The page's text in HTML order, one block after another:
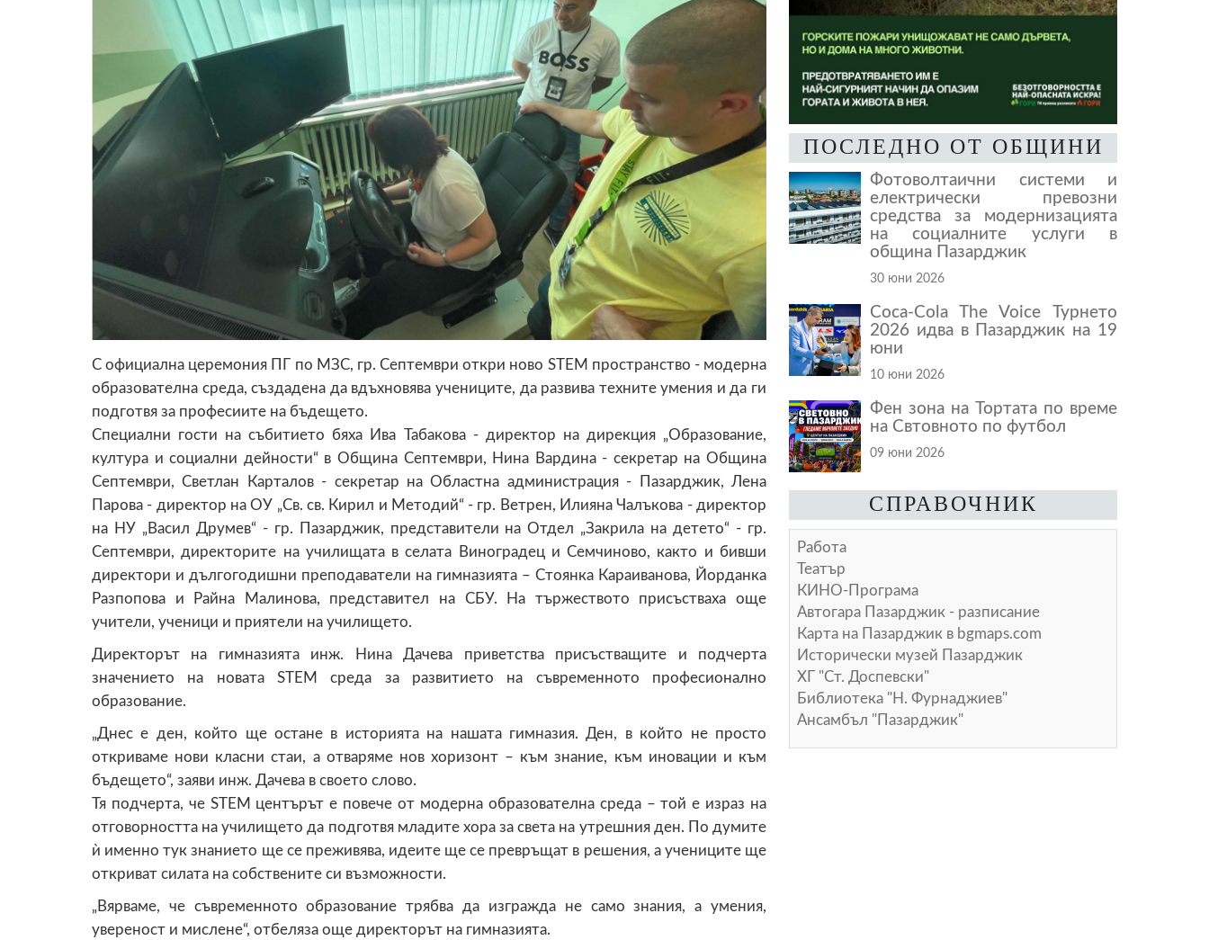
С официална церемония ПГ по МЗС, гр. Септември откри ново STEM пространство - модерна
образователна среда, създадена да вдъхновява учениците, да развива техните умения и да ги
подготвя за професиите на бъдещето.
Специални гости на събитието бяха Ива Табакова - директор на дирекция „Образование,
култура и социални дейности“ в Община Септември, Нина Вардина - секретар на Община
Септември, Светлан Карталов - секретар на Областна администрация - Пазарджик, Лена
Парова - директор на ОУ „Св. св. Кирил и Методий“ - гр. Ветрен, Илияна Чалъкова - директор
на НУ „Васил Друмев“ - гр. Пазарджик, представители на Отдел „Закрила на детето“ - гр.
Септември, директорите на училищата в селата Виноградец и Семчиново, както и бивши
директори и дългогодишни преподаватели на гимназията – Стоянка Караиванова, Йорданка
Разпопова и Райна Малинова, представител на СБУ. На тържеството присъстваха още
учители, ученици и приятели на училището.
Директорът на гимназията инж. Нина Дачева приветства присъстващите и подчерта
значението на новата STEM среда за развитието на съвременното професионално
образование.
„Днес е ден, който ще остане в историята на нашата гимназия. Ден, в който не просто
откриваме нови класни стаи, а отваряме нов хоризонт – към знание, към иновации и към
бъдещето“, заяви инж. Дачева в своето слово.
Тя подчерта, че STEM центърът е повече от модерна образователна среда – той е израз на
отговорността на училището да подготвя младите хора за света на утрешния ден. По думите
ѝ именно тук знанието ще се преживява, идеите ще се превръщат в решения, а учениците ще
откриват силата на собствените си възможности.
„Вярваме, че съвременното образование трябва да изгражда не само знания, а умения,
увереност и мислене“, отбеляза още директорът на гимназията.
ПОСЛЕДНО ОТ ОБЩИНИ
Фотоволтаични системи и
електрически превозни
средства за модернизацията
на социалните услуги в
община Пазарджик
30 юни 2026
Coca-Cola The Voice Турнето
2026 идва в Пазарджик на 19
юни
10 юни 2026
Фен зона на Тортата по време
на Свтовното по футбол
09 юни 2026
СПРАВОЧНИК
Работа
Театър
КИНО-Програма
Автогара Пазарджик - разписание
Карта на Пазарджик в bgmaps.com
Исторически музей Пазарджик
ХГ "Ст. Доспевски"
Библиотека "Н. Фурнаджиев"
Ансамбъл "Пазарджик"